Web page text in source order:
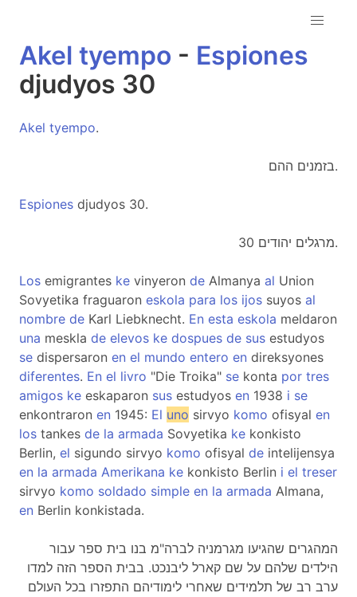
Akel tyempo - Espiones
djudyos 30
Akel tyempo.
בזמנים ההם.
Espiones djudyos 30.
מרגלים יהודים 30.
Los emigrantes ke vinyeron de Almanya al Union
Sovyetika fraguaron eskola para los ijos suyos al
nombre de Karl Liebknecht. En esta eskola meldaron
una meskla de elevos ke dospues de sus estudyos
se dispersaron en el mundo entero en direksyones
diferentes. En el livro "Die Troika" se konta por tres
amigos ke eskaparon sus estudyos en 1938 i se
enkontraron en 1945: El uno sirvyo komo ofisyal en
los tankes de la armada Sovyetika ke konkisto
Berlin, el sigundo sirvyo komo ofisyal de intelijensya
en la armada Amerikana ke konkisto Berlin i el treser
sirvyo komo soldado simple en la armada Almana,
en Berlin konkistada.
המהגרים שהגיעו מגרמניה לברה"מ בנו בית ספר עבור
הילדים שלהם על שם קארל ליבנכט. בבית הספר הזה למדו
ערב רב של תלמידים שאחרי לימודיהם התפזרו בכל העולם